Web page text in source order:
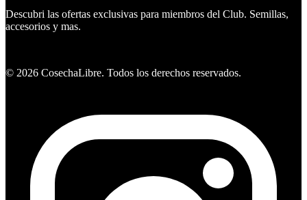
Descubri las ofertas exclusivas para miembros del Club. Semillas,
accesorios y mas.
© 2026 CosechaLibre. Todos los derechos reservados.